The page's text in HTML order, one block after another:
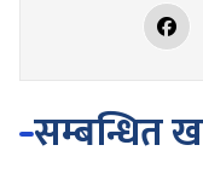
सम्बन्धित